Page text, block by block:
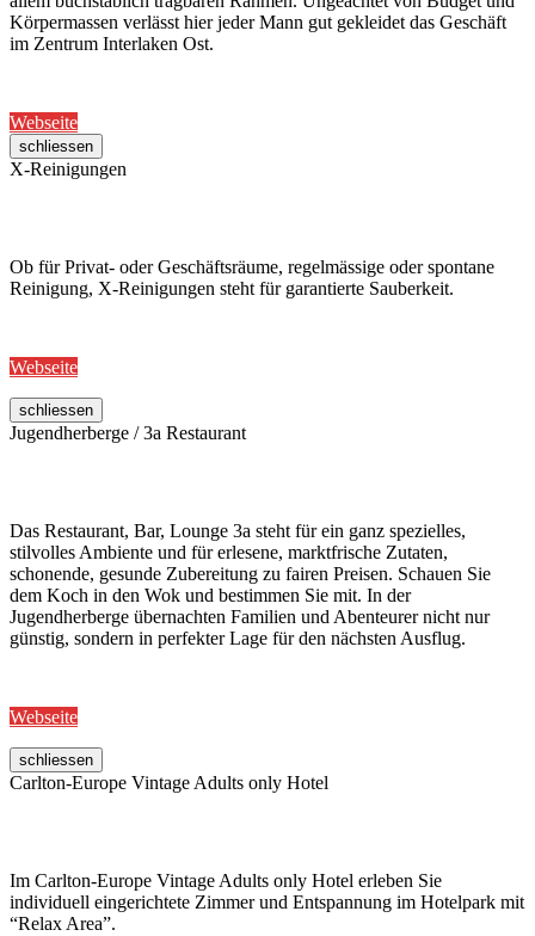
Körpermassen verlässt hier jeder Mann gut gekleidet das Geschäft
im Zentrum Interlaken Ost.
Webseite
schliessen
X-Reinigungen
Ob für Privat- oder Geschäftsräume, regelmässige oder spontane
Reinigung, X-Reinigungen steht für garantierte Sauberkeit.
Webseite
schliessen
Jugendherberge / 3a Restaurant
Das Restaurant, Bar, Lounge 3a steht für ein ganz spezielles,
stilvolles Ambiente und für erlesene, marktfrische Zutaten,
schonende, gesunde Zubereitung zu fairen Preisen. Schauen Sie
dem Koch in den Wok und bestimmen Sie mit. In der
Jugendherberge übernachten Familien und Abenteurer nicht nur
günstig, sondern in perfekter Lage für den nächsten Ausflug.
Webseite
schliessen
Carlton-Europe Vintage Adults only Hotel
Im Carlton-Europe Vintage Adults only Hotel erleben Sie
individuell eingerichtete Zimmer und Entspannung im Hotelpark mit
“Relax Area”.